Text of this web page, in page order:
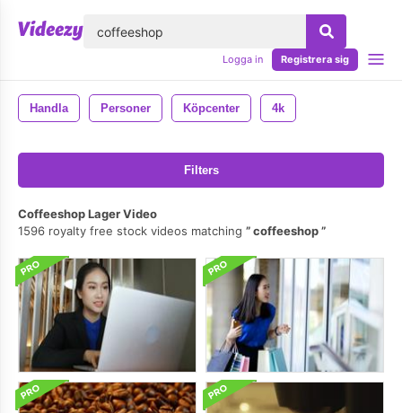
Logga in Registrera sig
Handla Personer Köpcenter 4k
Filters
Coffeeshop Lager Video
1596 royalty free stock videos matching
coffeeshop